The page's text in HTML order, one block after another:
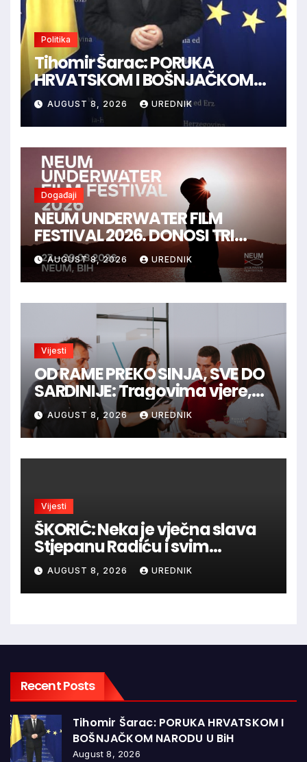
Politika
Tihomir Šarac: PORUKA
HRVATSKOM I BOŠNJAČKOM
NARODU U BiH
AUGUST 8, 2026 UREDNIK
Događaji
NEUM UNDERWATER FILM
FESTIVAL 2026. DONOSI TRI
DANA FILMA, UMJETNOSTI I
MORA – UVEDENA I NOVA
KATEGORIJA „BEST FILM
POSTER AWARD“
AUGUST 8, 2026 UREDNIK
Vijesti
OD RAME PREKO SINJA, SVE DO
SARDINIJE: Tragovima vjere,
povijesti i viteške tradicije
AUGUST 8, 2026 UREDNIK
Vijesti
ŠKORIĆ: Neka je vječna slava
Stjepanu Radiću i svim
hrvatskim velikanima, a
vječna zahvalnost hrvatskim
braniteljima
AUGUST 8, 2026 UREDNIK
Recent Posts
Tihomir Šarac: PORUKA HRVATSKOM I
BOŠNJAČKOM NARODU U BiH
August 8, 2026